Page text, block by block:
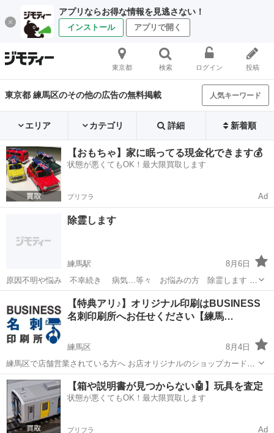
アプリならお得な情報を見逃さない！
インストール アプリで開く
東京都 検索 ログイン 投稿
東京都 練馬区のその他の広告の無料掲載 人気キーワード
エリア カテゴリ 詳細 新着順
【おもちゃ】家に眠ってる現金化できます💰
状態が悪くてもOK！最大限買取します
プリフラ Ad
除霊します
練馬駅
8月6日
原因不明や悩み 不幸続き 病気…等々 お悩みの方 除霊します 脳
に直接 気を送り込み 原因を探り 悪霊に語りかけ除霊を行います 危険
や苦痛は一切ありません
練馬駅 その他 除霊
【特典アリ♪】オリジナル印刷はBUSINESS
名刺印刷所へお任せください【練馬…
練馬区
8月4日
練馬区で店舗営業されている方へ お店オリジナルのショップカード・
スタンプカードを作ってお店のPRを そしてリピーターの確保をしませ
んか？ オンリーワンのオリジナルショップカード・スタンプカードを
お作りします！ ...
東京 練馬区 その他 名刺
【箱や説明書が見つからない🤖】玩具を査定
状態が悪くてもOK！最大限買取します
プリフラ Ad